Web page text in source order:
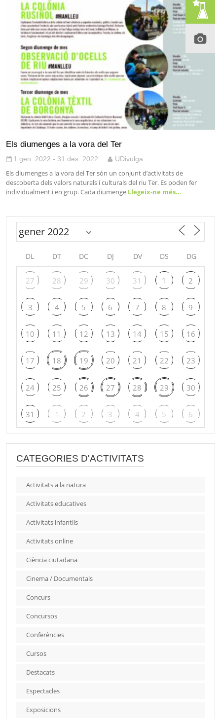
Els diumenges a la vora del Ter
1 gen. 2022 - 31 des. 2022 UDivulga
Els diumenges a la vora del Ter són un conjunt d’activitats de
descoberta dels valors naturals i culturals del riu Ter. Es poden fer
individualment i en grup. Cada diumenge Llegeix-ne més…
DL DT DC DJ DV DS DG
27 28 29 30 31 1 2
3 4 5 6 7 8 9
10 11 12 13 14 15 16
17 18 19 20 21 22 23
24 25 26 27 28 29 30
31 1 2 3 4 5 6
CATEGORIES D'ACTIVITATS
Activitats a la natura
Activitats educatives
Activitats infantils
Activitats online
Ciència ciutadana
Cinema / Documentals
Concurs
Concursos
Conferències
Cursos
Destacats
Espectacles
Exposicions